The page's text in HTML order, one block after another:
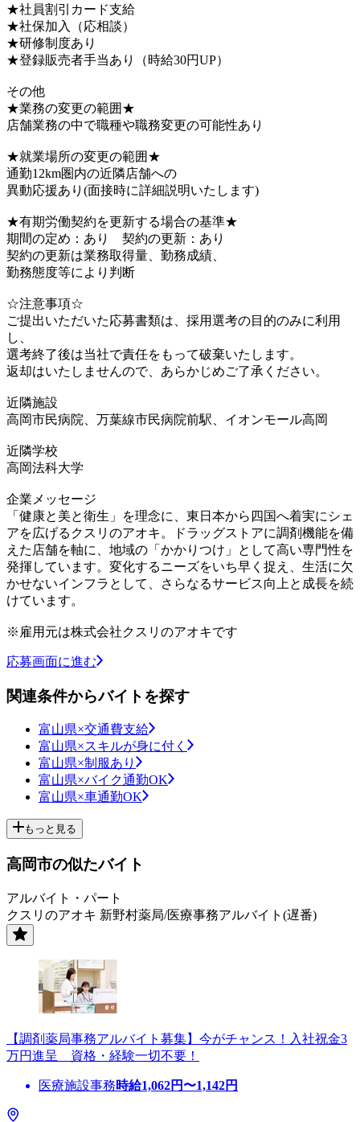
★社員割引カード支給
★社保加入（応相談）
★研修制度あり
★登録販売者手当あり（時給30円UP）
その他
★業務の変更の範囲★
店舗業務の中で職種や職務変更の可能性あり
★就業場所の変更の範囲★
通勤12km圏内の近隣店舗への
異動応援あり(面接時に詳細説明いたします)
★有期労働契約を更新する場合の基準★
期間の定め：あり 契約の更新：あり
契約の更新は業務取得量、勤務成績、
勤務態度等により判断
☆注意事項☆
ご提出いただいた応募書類は、採用選考の目的のみに利用
し、
選考終了後は当社で責任をもって破棄いたします。
返却はいたしませんので、あらかじめご了承ください。
近隣施設
高岡市民病院、万葉線市民病院前駅、イオンモール高岡
近隣学校
高岡法科大学
企業メッセージ
「健康と美と衛生」を理念に、東日本から四国へ着実にシェ
アを広げるクスリのアオキ。ドラッグストアに調剤機能を備
えた店舗を軸に、地域の「かかりつけ」として高い専門性を
発揮しています。変化するニーズをいち早く捉え、生活に欠
かせないインフラとして、さらなるサービス向上と成長を続
けています。
※雇用元は株式会社クスリのアオキです
応募画面に進む
関連条件からバイトを探す
富山県×交通費支給
富山県×スキルが身に付く
富山県×制服あり
富山県×バイク通勤OK
富山県×車通勤OK
もっと見る
高岡市の似たバイト
アルバイト・パート
クスリのアオキ 新野村薬局/医療事務アルバイト(遅番)
【調剤薬局事務アルバイト募集】今がチャンス！入社祝金3
万円進呈 資格・経験一切不要！
医療施設事務時給1,062円〜1,142円